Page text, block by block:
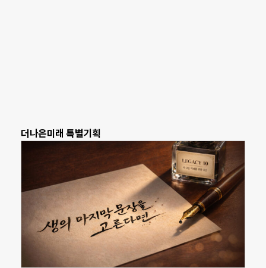
더나은미래 특별기획